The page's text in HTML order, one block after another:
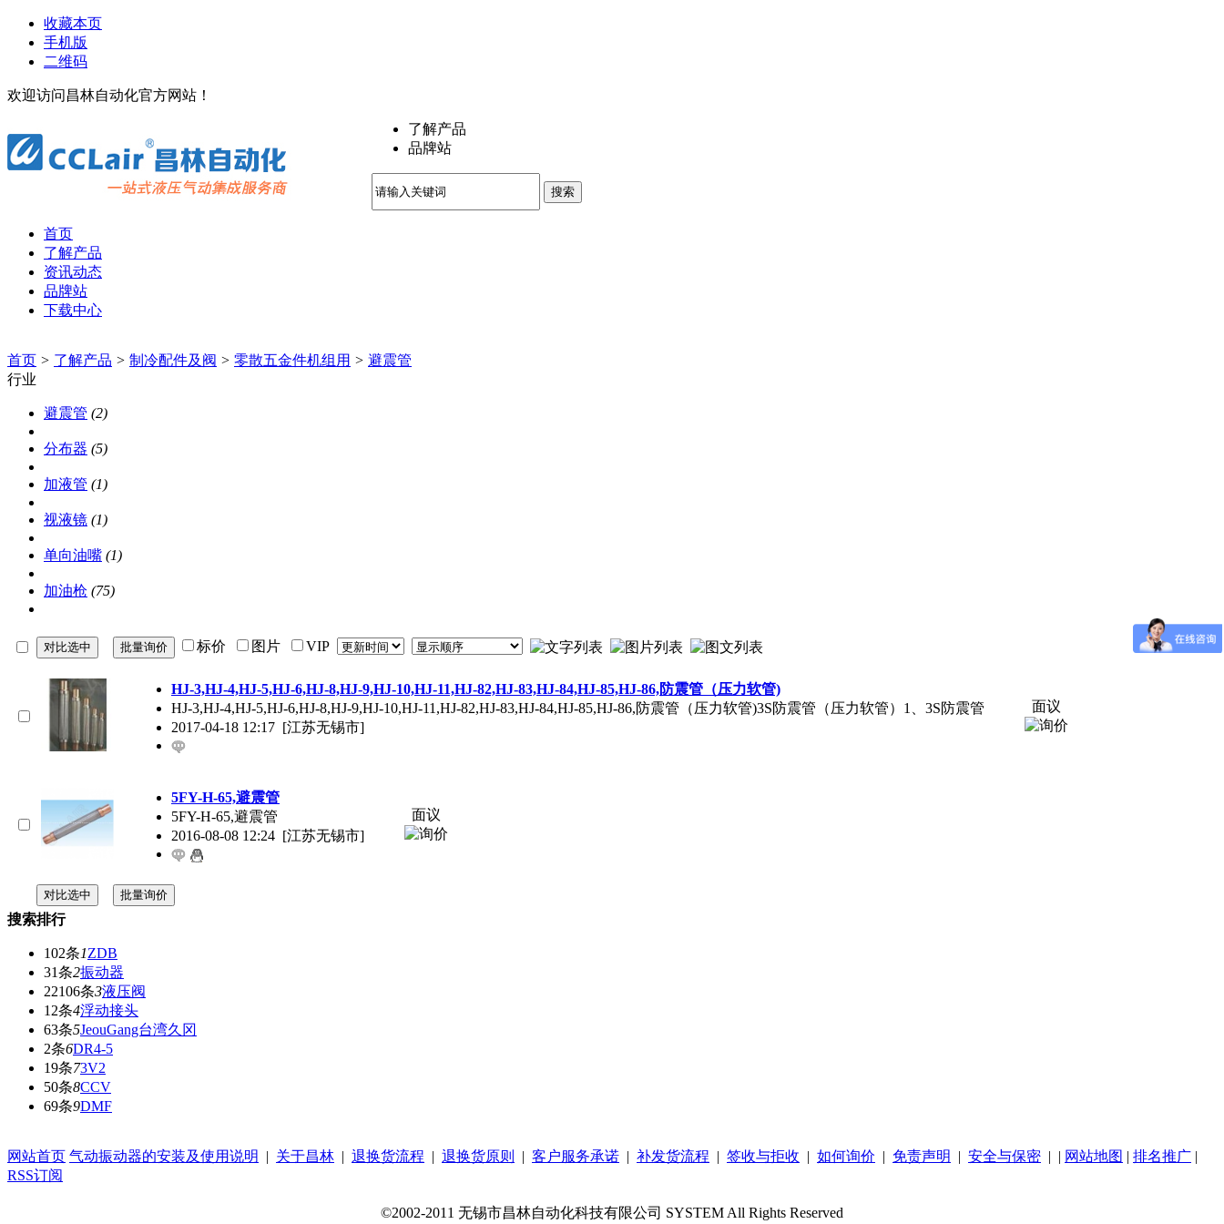
收藏本页
手机版
二维码
欢迎访问昌林自动化官方网站！
了解产品
品牌站
搜索
首页
了解产品
资讯动态
品牌站
下载中心
首页 > 了解产品 > 制冷配件及阀 > 零散五金件机组用 > 避震管
行业
避震管 (2)
分布器 (5)
加液管 (1)
视液镜 (1)
单向油嘴 (1)
加油枪 (75)
标价 图片 VIP
HJ-3,HJ-4,HJ-5,HJ-6,HJ-8,HJ-9,HJ-10,HJ-11,HJ-82,HJ-83,HJ-84,HJ-85,HJ-86,防震管（压力软管)
HJ-3,HJ-4,HJ-5,HJ-6,HJ-8,HJ-9,HJ-10,HJ-11,HJ-82,HJ-83,HJ-84,HJ-85,HJ-86,防震管（压力软管)3S防震管（压力软管）1、3S防震管
2017-04-18 12:17 [江苏无锡市]
面议
5FY-H-65,避震管
5FY-H-65,避震管
2016-08-08 12:24 [江苏无锡市]
面议
搜索排行
102条1ZDB
31条2振动器
22106条3液压阀
12条4浮动接头
63条5JeouGang台湾久冈
2条6DR4-5
19条73V2
50条8CCV
69条9DMF
网站首页 气动振动器的安装及使用说明 | 关于昌林 | 退换货流程 | 退换货原则 | 客户服务承诺 | 补发货流程 | 签收与拒收 | 如何询价 | 免责声明 | 安全与保密 | | 网站地图 | 排名推广 |
RSS订阅
©2002-2011 无锡市昌林自动化科技有限公司 SYSTEM All Rights Reserved